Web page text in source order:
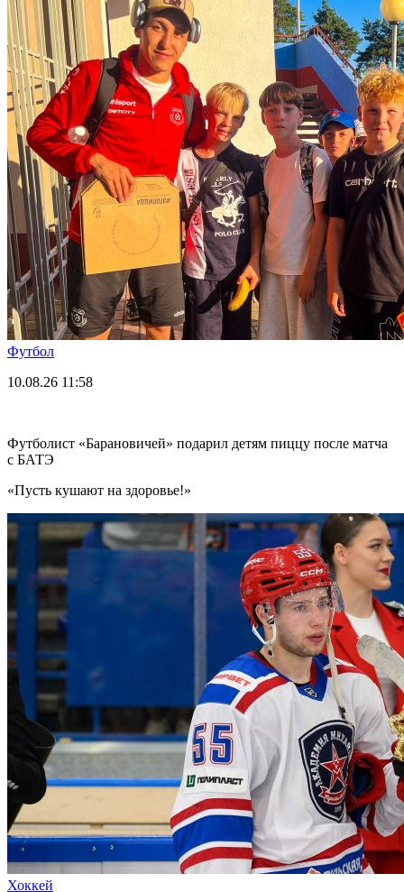
Футбол
10.08.26 11:58
Футболист «Барановичей» подарил детям пиццу после матча
с БАТЭ
«Пусть кушают на здоровье!»
Хоккей